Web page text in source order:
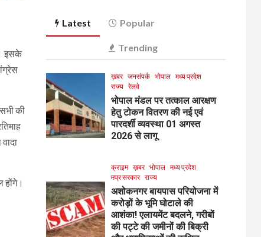
इसके
की
होंगे।
Latest Popular
Trending
ख़बर जनसंपर्क भोपाल मध्य प्रदेश
राज्य रेलवे
भोपाल मंडल पर तत्काल आरक्षण
हेतु टोकन वितरण की नई एवं
पारदर्शी व्यवस्था 01 अगस्त
2026 से लागू
क्राइम ख़बर भोपाल मध्य प्रदेश
मप्र सरकार राज्य
अशोकनगर बायपास परियोजना में
करोड़ों के भूमि घोटाले की
आशंका! एलायमेंट बदलने, गरीबों
की पट्टे की जमीनों की बिक्री